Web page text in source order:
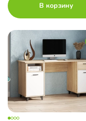
В корзину